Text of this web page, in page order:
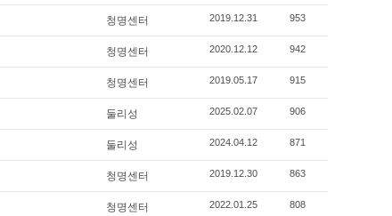
청명센터 2019.12.31 953
청명센터 2020.12.12 942
청명센터 2019.05.17 915
둘리성 2025.02.07 906
둘리성 2024.04.12 871
청명센터 2019.12.30 863
청명센터 2022.01.25 808